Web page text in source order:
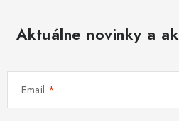
Aktuálne novinky a
Email